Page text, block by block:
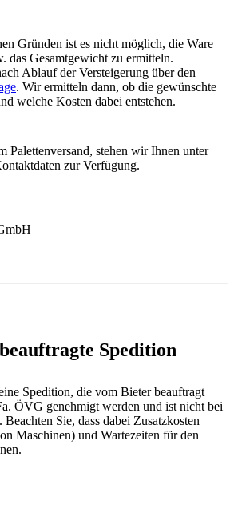
Gründen ist es nicht möglich, die Ware
das Gesamtgewicht zu ermitteln.
Ablauf der Versteigerung über den
. Wir ermitteln dann, ob die gewünschte
welche Kosten dabei entstehen.
Palettenversand, stehen wir Ihnen unter
zur Verfügung.
Spedition
Spedition, die vom Bieter beauftragt
ÖVG genehmigt werden und ist nicht bei
Sie, dass dabei Zusatzkosten
Maschinen) und Wartezeiten für den